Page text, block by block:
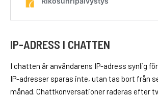
IP-ADRESS I CHATTEN
I chatten är användarens IP-adress synlig
IP-adresser sparas inte, utan tas bort från
månad. Chattkonversationer raderas efter